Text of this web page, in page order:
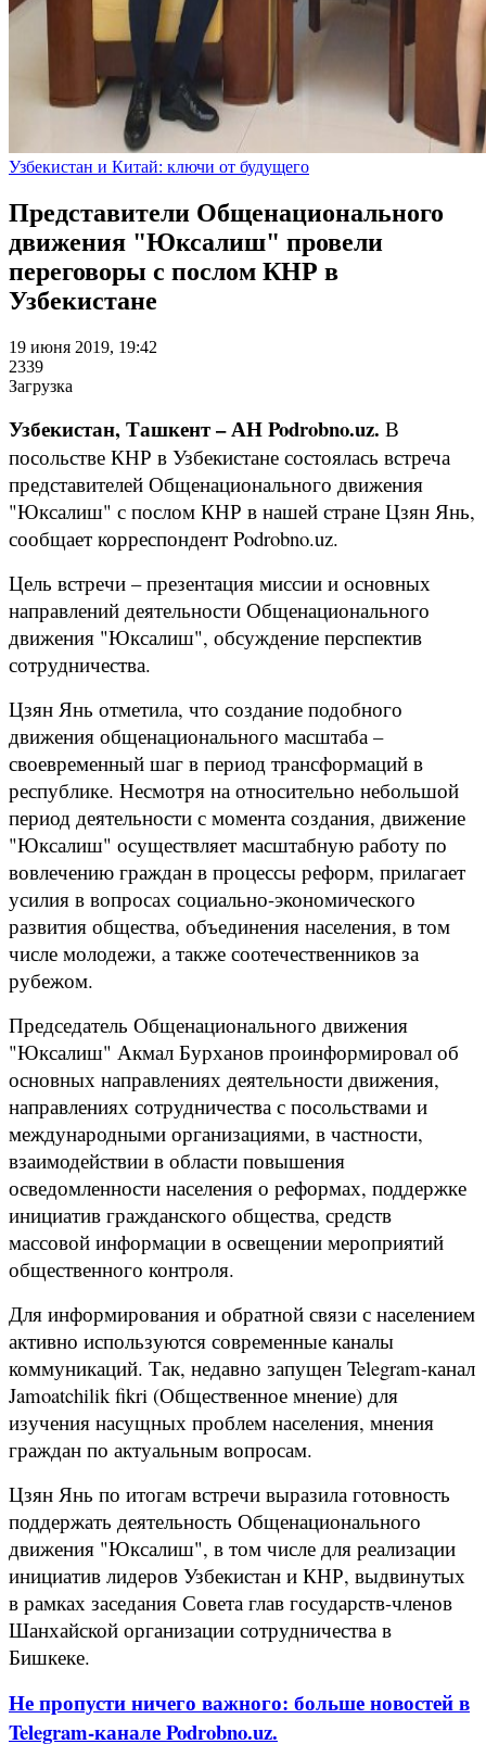
Узбекистан и Китай: ключи от будущего
Представители Общенационального
движения "Юксалиш" провели
переговоры с послом КНР в
Узбекистане
19 июня 2019, 19:42
2339
Загрузка
Узбекистан, Ташкент – АН Podrobno.uz. В
посольстве КНР в Узбекистане состоялась встреча
представителей Общенационального движения
"Юксалиш" с послом КНР в нашей стране Цзян Янь,
сообщает корреспондент Podrobno.uz.
Цель встречи – презентация миссии и основных
направлений деятельности Общенационального
движения "Юксалиш", обсуждение перспектив
сотрудничества.
Цзян Янь отметила, что создание подобного
движения общенационального масштаба –
своевременный шаг в период трансформаций в
республике. Несмотря на относительно небольшой
период деятельности с момента создания, движение
"Юксалиш" осуществляет масштабную работу по
вовлечению граждан в процессы реформ, прилагает
усилия в вопросах социально-экономического
развития общества, объединения населения, в том
числе молодежи, а также соотечественников за
рубежом.
Председатель Общенационального движения
"Юксалиш" Акмал Бурханов проинформировал об
основных направлениях деятельности движения,
направлениях сотрудничества с посольствами и
международными организациями, в частности,
взаимодействии в области повышения
осведомленности населения о реформах, поддержке
инициатив гражданского общества, средств
массовой информации в освещении мероприятий
общественного контроля.
Для информирования и обратной связи с населением
активно используются современные каналы
коммуникаций. Так, недавно запущен Telegram-канал
Jamoatchilik fikri (Общественное мнение) для
изучения насущных проблем населения, мнения
граждан по актуальным вопросам.
Цзян Янь по итогам встречи выразила готовность
поддержать деятельность Общенационального
движения "Юксалиш", в том числе для реализации
инициатив лидеров Узбекистан и КНР, выдвинутых
в рамках заседания Совета глав государств-членов
Шанхайской организации сотрудничества в
Бишкеке.
Не пропусти ничего важного: больше новостей в
Telegram-канале Podrobno.uz.